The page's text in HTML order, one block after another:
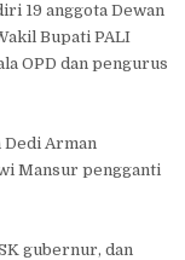
19 anggota Dewan
Bupati PALI
OPD dan pengurus
Dedi Arman
Mansur pengganti
gubernur, dan